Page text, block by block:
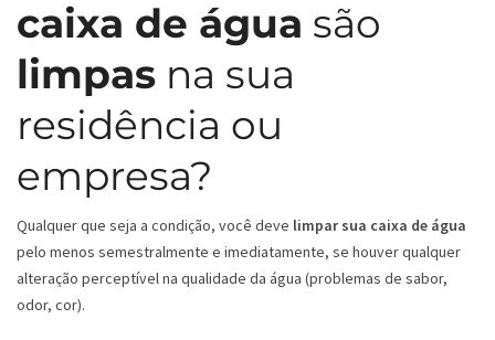
caixa de água são
limpas na sua
residência ou
empresa?
Qualquer que seja a condição, você deve limpar sua caixa de água
pelo menos semestralmente e imediatamente, se houver qualquer
alteração perceptível na qualidade da água (problemas de sabor,
odor, cor).